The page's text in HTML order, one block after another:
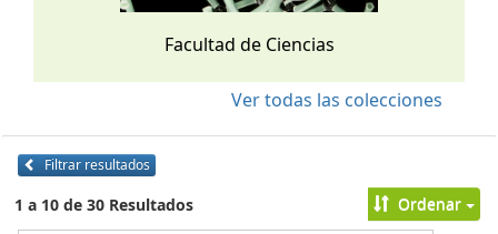
Facultad de Ciencias
Ver todas las colecciones
Filtrar resultados
1 a 10 de 30 Resultados Ordenar